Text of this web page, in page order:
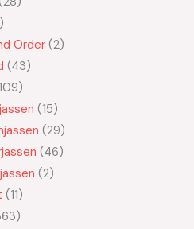
Order 2
43
109
15
29
46
2
11